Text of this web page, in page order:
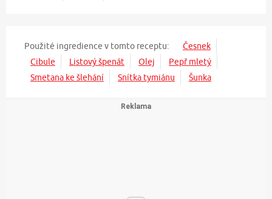
Použité ingredience v tomto receptu:
Česnek
Cibule
Listový špenát Olej
Pepř mletý
Smetana ke šlehání
Snítka tymiánu Šunka